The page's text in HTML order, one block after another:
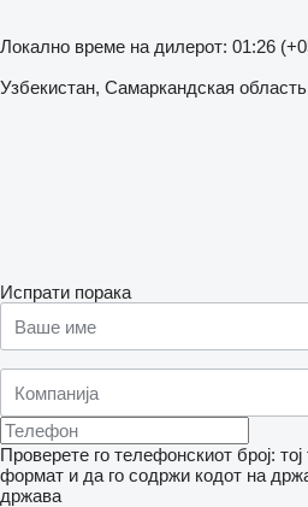
Локално време на дилерот: 01:26
Узбекистан, Самаркандская
Испрати порака
Проверете го телефонскиот број:
формат и да го содржи кодот на
држава